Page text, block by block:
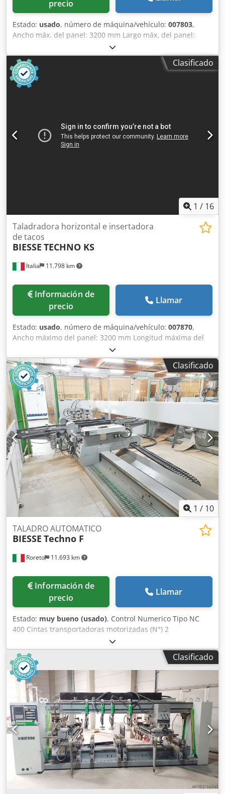
precio
Estado: usado, número de máquina/vehículo: 007803,
Ancho máx. del panel: 3200 mm Largo máx. del panel:
1000 mm Crodpfxoyhbhwo Agtjf Número de unidades: 4
Posicionamiento mediante control NC: sí Grupos laterales
horizontales: sí
Clasificado
1 / 16
Italia 11.798 km
Taladradora horizontal e insertadora
de tacos
BIESSE TECHNO KS
Información de
precio
Llamar
Estado: usado, número de máquina/vehículo: 007870,
Ancho máximo del panel: 3200 mm Longitud máxima del
panel: 800 mm Número de unidades: 2 Número de
inyectores: 12 Codpfxewimz Hs Agtsrf
Clasificado
1 / 10
Roreto 11.693 km
TALADRO AUTOMATICO
BIESSE Techno F
Información de
precio
Llamar
Estado: muy bueno (usado), Control Numerico Tipo NC
400 Cintas transportadoras motorizadas (N°) 2
Grupos/Soportes horizontales (N°) 2 Cabezales de taladro
para cada soporte horizontal (N°) 2 Crsdpfxjzk Eulj Agtef
Brocas para cada cabezal de taladro horizontal (N°) 10
Anchura maxima de trabajo (mm) 3200 - Anchura minima
de trabajo (mm) 205 (ca.) Grupos/Soportes verticales
inferiores (N°) 4 Cabezales de taladro para cada soporte
vertical inferior (N°) 2 Prensores verticales superior (N°) 2
Visualisación digitale del valor (ejes) Potencia total
instalada (Kw) 23.7 El CNC controla el desplazamiento (eje
X) del soporte horizontal móvil El CNC controla el
desplazamiento (eje Y) de las paradas/topes
Clasificado